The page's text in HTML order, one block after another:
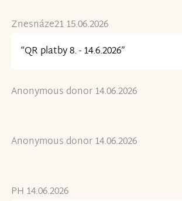
Znesnáze21 15.06.2026
“QR platby 8. - 14.6.2026”
Anonymous donor 14.06.2026
Anonymous donor 14.06.2026
PH 14.06.2026